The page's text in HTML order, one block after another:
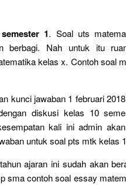
1. Soal uts
berbagi. Nah untuk itu
kelas x. Contoh soal
kunci jawaban 1 februari
diskusi kelas 10
kali ini admin
untuk soal pts mtk kelas
ajaran ini sudah akan
sma contoh soal essay